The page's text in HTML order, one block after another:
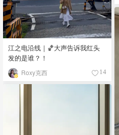
江之电沿线｜🏀大声告诉我红头
发的是谁？！
Roxy克西 14